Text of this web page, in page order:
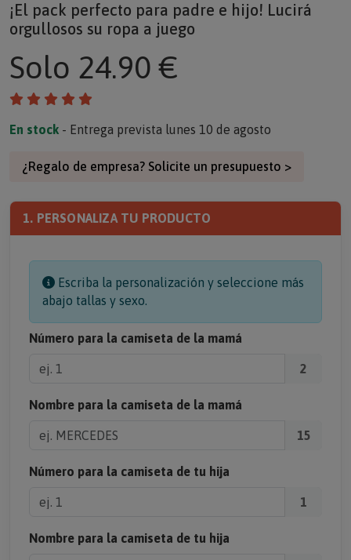
¡El pack perfecto para padre e hijo! Lucirá
orgullosos su ropa a juego
Solo 24.90 €
En stock - Entrega prevista lunes 10 de agosto
¿Regalo de empresa? Solicite un presupuesto >
1. PERSONALIZA TU PRODUCTO
Escriba la personalización y seleccione más
abajo tallas y sexo.
Número para la camiseta de la mamá
2
Nombre para la camiseta de la mamá
15
Número para la camiseta de tu hija
1
Nombre para la camiseta de tu hija